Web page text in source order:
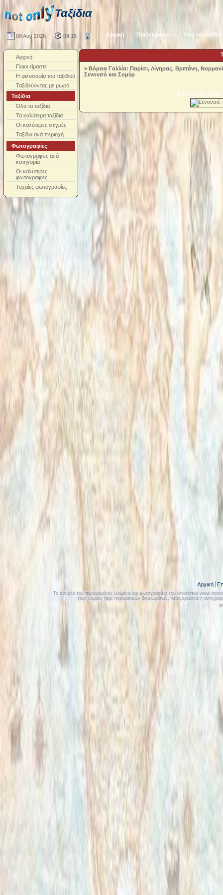
Ταξίδια
08 Αυγ 2026 04:15 Αρχική Ποιοι είμαστε Όλα τα ταξίδια
Αρχική
Ποιοι είμαστε
Η φιλοσοφία του ταξιδιού
Ταξιδεύοντας με μωρό
Ταξίδια
Όλα τα ταξίδια
Τα καλύτερα ταξίδια
Οι καλύτερες στιγμές
Ταξίδια ανά περιοχή
Φωτογραφίες
Φωτογραφίες ανά
κατηγορία
Οι καλύτερες
φωτογραφίες
Τυχαίες φωτογραφίες
» Βόρεια Γαλλία: Παρίσι, Λίγηρας, Βρετάνη,
Σενονσό και Σομύρ
Σενονσό: Θέα
Αρχική
Το σύνολο του περιεχομένου (κείμενα και φωτογραφίες) του ιστοτόπου
τους νόμους περί πνευματικών δικαιωμάτων. Απαγορεύεται η